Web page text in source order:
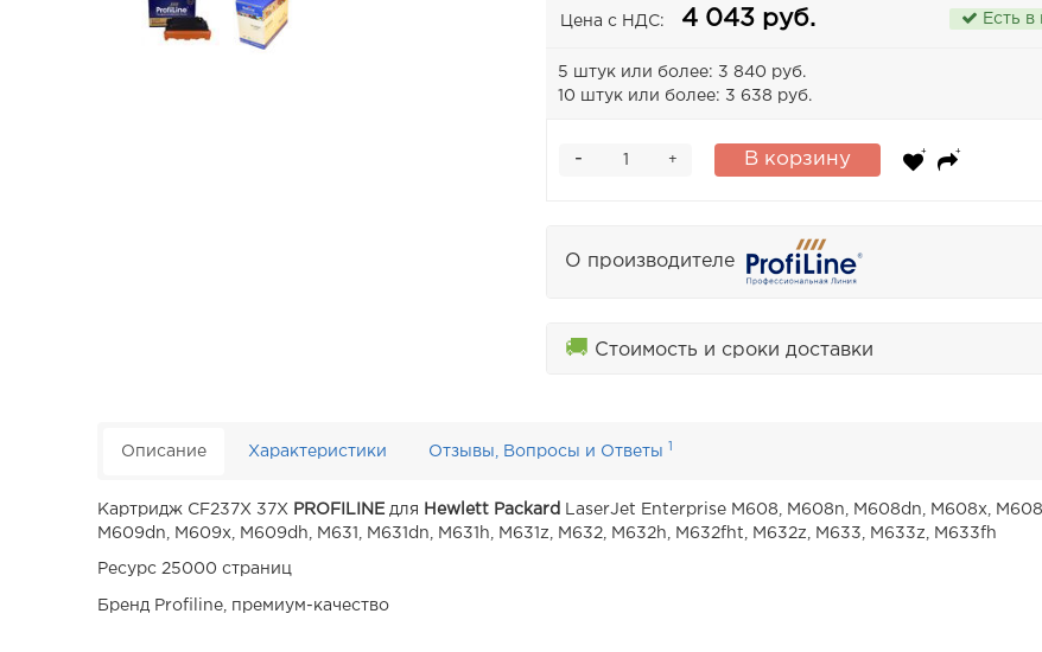
Цена с НДС: 4 043 руб. Есть в
5 штук или более: 3 840 руб.
10 штук или более: 3 638 руб.
+
- В корзину
О производителе
🚚 Стоимость и сроки доставки
Описание Характеристики Отзывы, Вопросы и Ответы 1
Картридж CF237X 37X PROFILINE для Hewlett Packard
LaserJet Enterprise M608, M608n, M608dn, M608x,
M609dn, M609x, M609dh, M631, M631dn, M631h, M631z, M632, M632h, M632fht, M632z, M633, M633z, M633fh
Ресурс 25000 страниц
Бренд Profiline, премиум-качество